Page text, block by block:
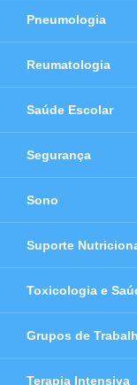
Pneumologia
Reumatologia
Saúde Escolar
Segurança
Sono
Suporte
Toxicologia e
Grupos de
Terapia Intensiva